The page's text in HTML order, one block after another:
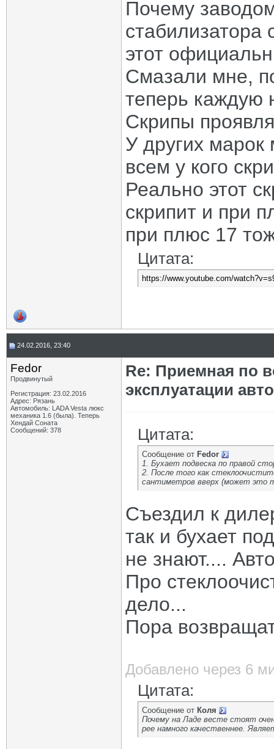
Почему
стабилизатора
этот
Смазали мне,
теперь каждую
Скрипы
У других
всем у кого
Реально этот
скрипит и при
при плюс 17
Цитата:
https://www.youtube.com/
24.02.2016, 23:40
Fedor
Продвинутый
Регистрация: 23.02.2016
Адрес: Рязань
Автомобиль: LADA Vesta люкс
механика 1.6 (была). Теперь
Хендай Соната
Сообщений: 378
Re: Приемная по
эксплуатации
Цитата:
Сообщение от Fedor
1. Бухает подвеска по правой
2. После того как
сантиметров вверх (может это
Съездил к
так и бухает
не знают....
Про
дело...
Пора
Добавлено через 6
Цитата:
Сообщение от Коля
Почему на Ладе весте стоят
рее намного качественнее.